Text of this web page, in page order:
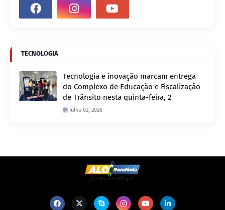
TECNOLOGIA
Tecnologia e inovação marcam entrega
do Complexo de Educação e Fiscalização
de Trânsito nesta quinta-feira, 2
Julho 02, 2026